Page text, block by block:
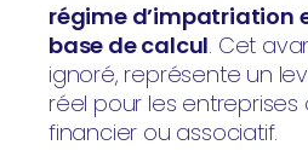
régime d’impatriation
base de calcul. Cet
ignoré, représente un
réel pour les
financier ou associatif.